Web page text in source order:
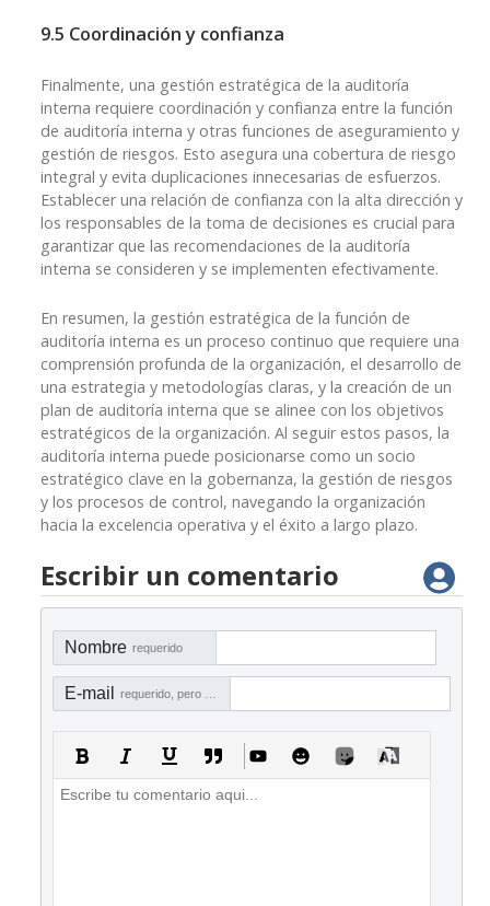
9.5 Coordinación y confianza
Finalmente, una gestión estratégica de la auditoría
interna requiere coordinación y confianza entre la función
de auditoría interna y otras funciones de aseguramiento y
gestión de riesgos. Esto asegura una cobertura de riesgo
integral y evita duplicaciones innecesarias de esfuerzos.
Establecer una relación de confianza con la alta dirección y
los responsables de la toma de decisiones es crucial para
garantizar que las recomendaciones de la auditoría
interna se consideren y se implementen efectivamente.
En resumen, la gestión estratégica de la función de
auditoría interna es un proceso continuo que requiere una
comprensión profunda de la organización, el desarrollo de
una estrategia y metodologías claras, y la creación de un
plan de auditoría interna que se alinee con los objetivos
estratégicos de la organización. Al seguir estos pasos, la
auditoría interna puede posicionarse como un socio
estratégico clave en la gobernanza, la gestión de riesgos
y los procesos de control, navegando la organización
hacia la excelencia operativa y el éxito a largo plazo.
Escribir un comentario
Nombre requerido
E-mail